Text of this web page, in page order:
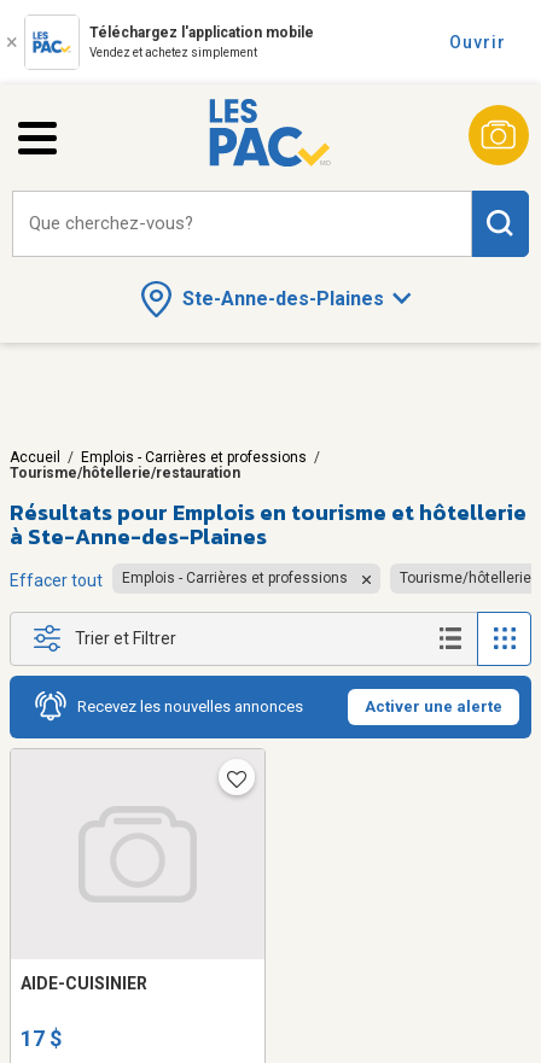
Téléchargez l'application mobile
Vendez et achetez simplement
Ouvrir
Ste-Anne-des-Plaines
Que cherchez-vous?
Accueil / Emplois - Carrières et professions /
Tourisme/hôtellerie/restauration
Résultats pour Emplois en tourisme et hôtellerie
à Ste-Anne-des-Plaines
Effacer tout Emplois - Carrières et professions Tourisme/
Trier et Filtrer
Recevez les nouvelles annonces Activer une alerte
AIDE-CUISINIER
17 $